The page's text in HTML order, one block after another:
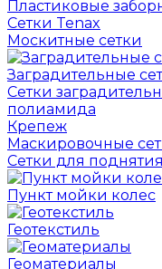
Пластиковые
Сетки Tenax
Москитные сетки
Заградительные
Сетки
полиамида
Крепеж
Маскировочные
Сетки для
Пункт мойки колес
Геотекстиль
Геоматериалы